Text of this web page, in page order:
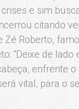
e sim
citando
Zé Roberto,
“Deixe de lado
enfrente o
vital, para o